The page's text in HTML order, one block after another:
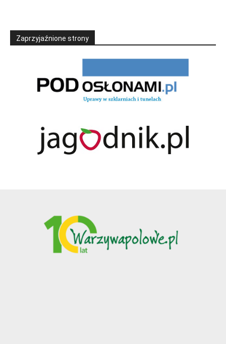
Zaprzyjaźnione strony